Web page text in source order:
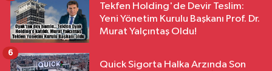
Tekfen Holding'de Devir Teslim:
Yeni Yönetim Kurulu Başkanı Prof. Dr.
Murat Yalçıntaş Oldu!
Quick Sigorta Halka Arzında Son
6